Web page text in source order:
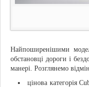
Найпоширенішими
обстановці дороги і
манері. Розглянемо
цінова категорія